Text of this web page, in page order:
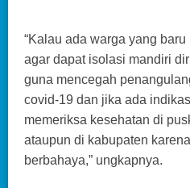
“Kalau ada warga yang
agar dapat isolasi mandiri
guna mencegah
covid-19 dan jika ada
memeriksa kesehatan di
ataupun di kabupaten
berbahaya,” ungkapnya.